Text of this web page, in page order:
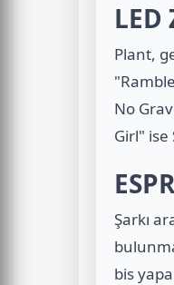
LED
Plant,
No
Girl" ise
Şarkı
bis